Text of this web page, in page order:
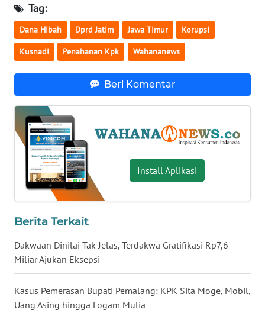
Tag:
Dana Hibah Dprd Jatim Jawa Timur Korupsi
Kusnadi Penahanan Kpk Wahananews
Beri Komentar
Install Aplikasi
Berita Terkait
Dakwaan Dinilai Tak Jelas, Terdakwa Gratifikasi Rp7,6
Miliar Ajukan Eksepsi
Kasus Pemerasan Bupati Pemalang: KPK Sita Moge, Mobil,
Uang Asing hingga Logam Mulia
WN
SULBAR
WN
SUMBAR
WN
SUMSEL
JATENG